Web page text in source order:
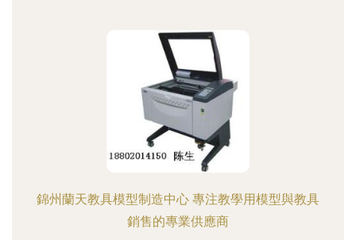
錦州蘭天教具模型制造中心 專注教學用模型與教具
銷售的專業供應商